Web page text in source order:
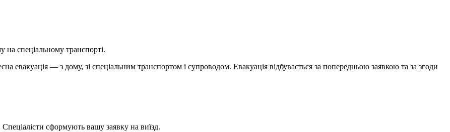
спеціальному транспорті.
евакуація — з дому, зі спеціальним транспортом і супроводом. Евакуація відбувається за попередньою заявкою та за згоди
сформують вашу заявку на виїзд.